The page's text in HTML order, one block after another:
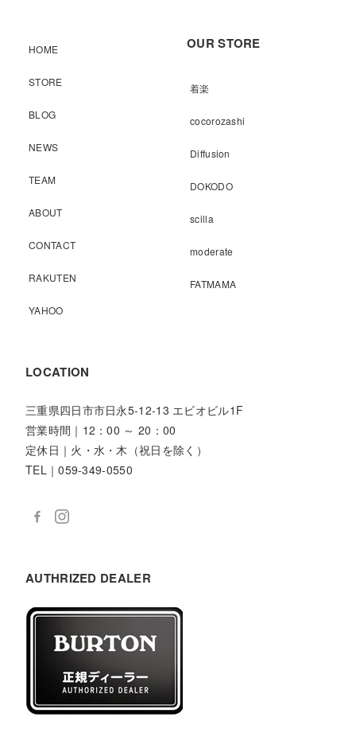
HOME
STORE
BLOG
NEWS
TEAM
ABOUT
CONTACT
RAKUTEN
YAHOO
OUR STORE
着楽
cocorozashi
Diffusion
DOKODO
scilla
moderate
FATMAMA
LOCATION
三重県四日市市日永5-12-13 エビオビル1F
営業時間｜12：00 ～ 20：00
定休日｜火・水・木（祝日を除く）
TEL｜059-349-0550
AUTHRIZED DEALER